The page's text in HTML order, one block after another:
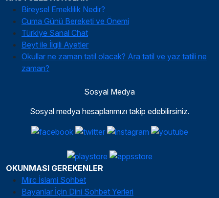
Bireysel Emeklilik Nedir?
Cuma Günü Bereketi ve Önemi
Türkiye Sanal Chat
Beyt ile İlgili Ayetler
Okullar ne zaman tatil olacak? Ara tatil ve yaz tatili ne
zaman?
Sosyal Medya
Sosyal medya hesaplarımızı takip edebilirsiniz.
OKUNMASI GEREKENLER
Mirc İslami Sohbet
Bayanlar İçin Dini Sohbet Yerleri